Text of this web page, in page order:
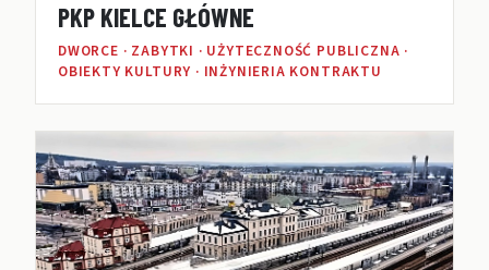
PKP KIELCE GŁÓWNE
DWORCE · ZABYTKI · UŻYTECZNOŚĆ PUBLICZNA ·
OBIEKTY KULTURY · INŻYNIERIA KONTRAKTU